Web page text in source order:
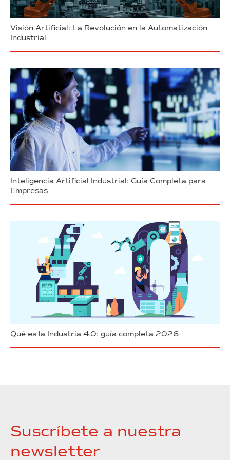
Visión Artificial: La Revolución en la Automatización
Industrial
Inteligencia Artificial Industrial: Guía Completa para
Empresas
Qué es la Industria 4.0: guía completa 2026
Suscríbete a nuestra
newsletter